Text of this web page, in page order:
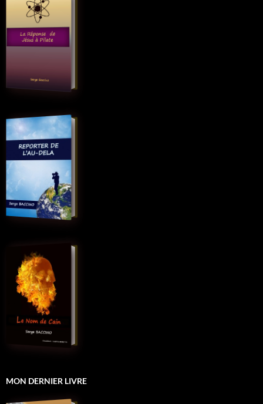
MON DERNIER LIVRE